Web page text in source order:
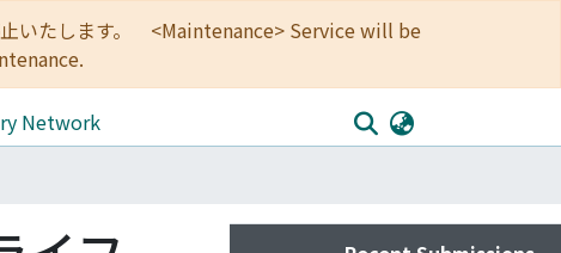
止いたします。 <Maintenance> Service will be
Network